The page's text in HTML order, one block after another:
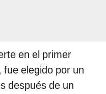
en el primer
elegido por un
después de un